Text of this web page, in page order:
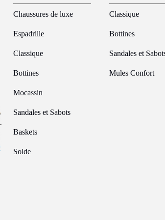
Chaussures de luxe
Espadrille
Classique
Bottines
Mocassin
Sandales et Sabots
Baskets
Solde
Classique
Bottines
Sandales et
Mules Confort